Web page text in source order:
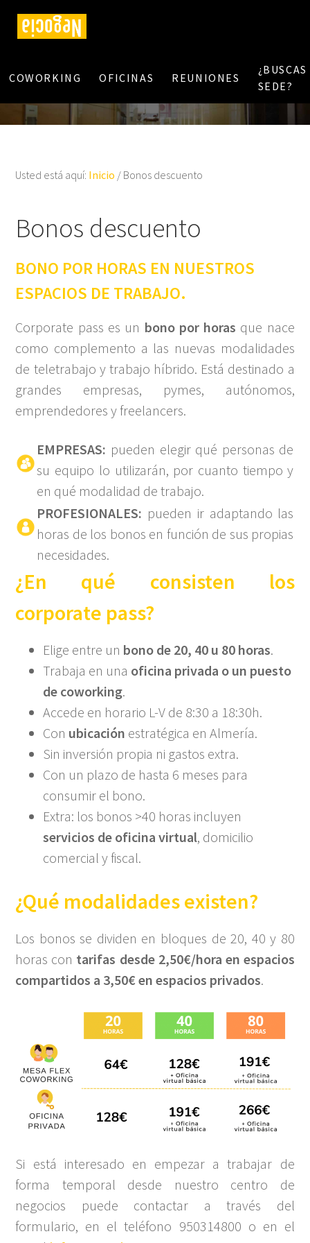
COWORKING OFICINAS REUNIONES
¿BUSCAS
SEDE?
Usted está aquí: Inicio / Bonos descuento
Bonos descuento
BONO POR HORAS EN NUESTROS
ESPACIOS DE TRABAJO.
Corporate pass es un bono por horas que nace
como complemento a las nuevas modalidades
de teletrabajo y trabajo híbrido. Está destinado a
grandes empresas, pymes, autónomos,
emprendedores y freelancers.
EMPRESAS: pueden elegir qué personas de
su equipo lo utilizarán, por cuanto tiempo y
en qué modalidad de trabajo.
PROFESIONALES: pueden ir adaptando las
horas de los bonos en función de sus propias
necesidades.
¿En qué consisten los
corporate pass?
Elige entre un bono de 20, 40 u 80 horas.
Trabaja en una oficina privada o un puesto
de coworking.
Accede en horario L-V de 8:30 a 18:30h.
Con ubicación estratégica en Almería.
Sin inversión propia ni gastos extra.
Con un plazo de hasta 6 meses para
consumir el bono.
Extra: los bonos >40 horas incluyen
servicios de oficina virtual, domicilio
comercial y fiscal.
¿Qué modalidades existen?
Los bonos se dividen en bloques de 20, 40 y 80
horas con tarifas desde 2,50€/hora en espacios
compartidos a 3,50€ en espacios privados.
Si está interesado en empezar a trabajar de
forma temporal desde nuestro centro de
negocios puede contactar a través del
formulario, en el teléfono 950314800 o en el